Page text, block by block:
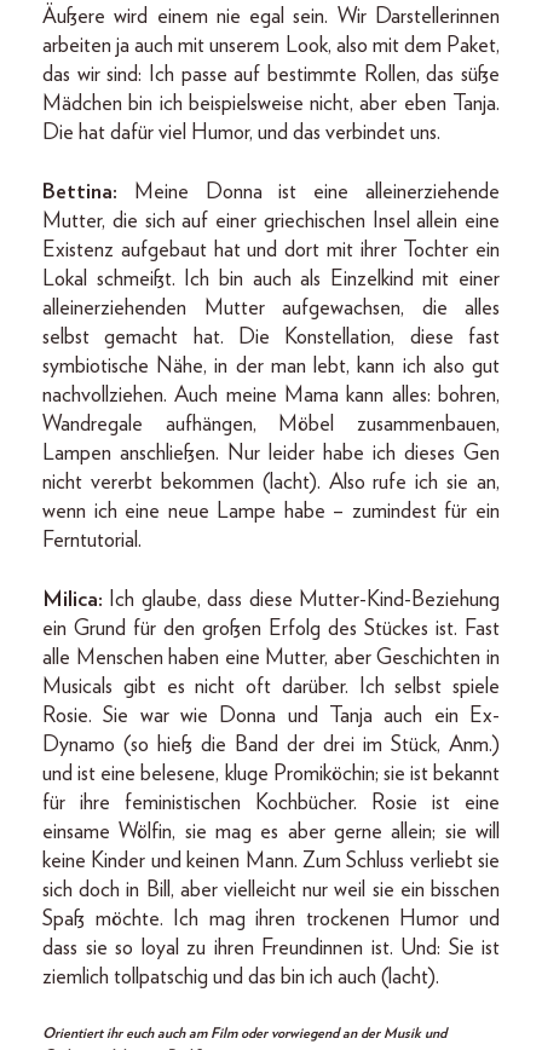
Äußere wird einem nie egal sein. Wir Darstellerinnen
arbeiten ja auch mit unserem Look, also mit dem Paket,
das wir sind: Ich passe auf bestimmte Rollen, das süße
Mädchen bin ich beispielsweise nicht, aber eben Tanja.
Die hat dafür viel Humor, und das verbindet uns.
Bettina: Meine Donna ist eine alleinerziehende
Mutter, die sich auf einer griechischen Insel allein eine
Existenz aufgebaut hat und dort mit ihrer Tochter ein
Lokal schmeißt. Ich bin auch als Einzelkind mit einer
alleinerziehenden Mutter aufgewachsen, die alles
selbst gemacht hat. Die Konstellation, diese fast
symbiotische Nähe, in der man lebt, kann ich also gut
nachvollziehen. Auch meine Mama kann alles: bohren,
Wandregale aufhängen, Möbel zusammenbauen,
Lampen anschließen. Nur leider habe ich dieses Gen
nicht vererbt bekommen (lacht). Also rufe ich sie an,
wenn ich eine neue Lampe habe – zumindest für ein
Ferntutorial.
Milica:
Ich glaube, dass diese Mutter-Kind-Beziehung
ein Grund für den großen Erfolg des Stückes ist. Fast
alle Menschen haben eine Mutter, aber Geschichten in
Musicals gibt es nicht oft darüber. Ich selbst spiele
Rosie. Sie war wie Donna und Tanja auch ein Ex-
Dynamo (so hieß die Band der drei im Stück, Anm.)
und ist eine belesene, kluge Promiköchin; sie ist bekannt
für ihre feministischen Kochbücher. Rosie ist eine
einsame Wölfin, sie mag es aber gerne allein; sie will
keine Kinder und keinen Mann. Zum Schluss verliebt sie
sich doch in Bill, aber vielleicht nur weil sie ein bisschen
Spaß möchte. Ich mag ihren trockenen Humor und
dass sie so loyal zu ihren Freundinnen ist. Und: Sie ist
ziemlich tollpatschig und das bin ich auch (lacht).
Orientiert ihr euch auch am Film oder vorwiegend an der Musik und